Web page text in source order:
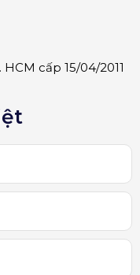
cấp 15/04/2011